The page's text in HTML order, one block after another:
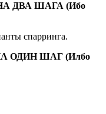
ДВА ШАГА (Ибо
спарринга.
ОДИН ШАГ (Илбо